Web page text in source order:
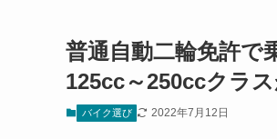
普通自動二輪免許で
125cc～250ccクラス
バイク選び 2022年7月12日